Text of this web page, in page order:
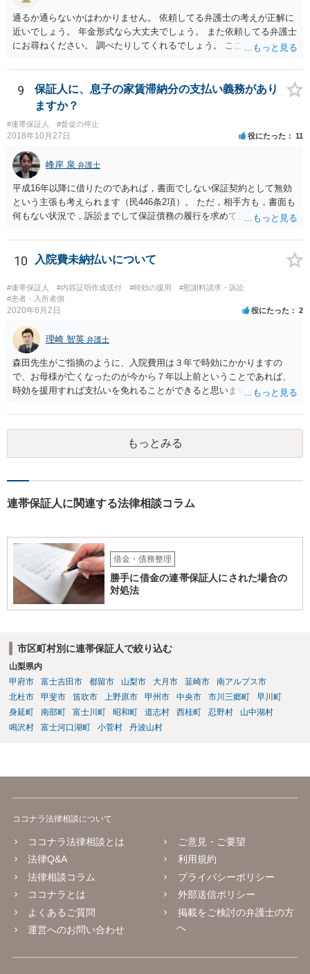
通るか通らないかはわかりません。 依頼してる弁護士の考えが正解に
近いでしょう。 年金形式なら大丈夫でしょう。 また依頼してる弁護士
にお尋ねください。 調べたりしてくれるでしょう。 ここでは以上で
9
保証人に、息子の家賃滞納分の支払い義務があり
ますか？
#連帯保証人 #督促の停止
2018年10月27日 役にたった 11
峰岸 泉 弁護士
平成16年以降に借りたのであれば，書面でしない保証契約として無効
という主張も考えられます（民446条2項）。 ただ，相手方も，書面も
何もない状況で，訴訟までして保証債務の履行を求めてこないので，
契約書は必ず自署でなければならないというわけでもないので，息子
さんに代筆権限を与えたのかどうかが問題になるかも知れません。
10 入院費未納払いについて
#連帯保証人 #内容証明作成送付 #時効の援用
#慰謝料請求・訴訟
#患者・入所者側
2020年6月2日 役にたった 2
理崎 智英 弁護士
森田先生がご指摘のように、入院費用は３年で時効にかかりますの
で、お母様が亡くなったのが今から７年以上前ということであれば、
時効を援用すれば支払いを免れることができると思います。 そのた
容証明郵便を送るようにしてください。
もっとみる
連帯保証人に関連する法律相談コラム
借金・債務整理
勝手に借金の連帯保証人にされた場合の
対処法
市区町村別に連帯保証人で絞り込む
山梨県内
甲府市
富士吉田市 都留市 山梨市 大月市 韮崎市
南アルプス市
北杜市
甲斐市 笛吹市 上野原市 甲州市 中央市 市川三郷町
早川町
身延町
南部町 富士川町 昭和町 道志村 西桂町 忍野村
山中湖村
鳴沢村
富士河口湖町 小菅村 丹波山村
ココナラ法律相談について
ココナラ法律相談とは
法律Q&A
法律相談コラム
ココナラとは
よくあるご質問
運営へのお問い合わせ
ご意見・ご要望
利用規約
プライバシーポリシー
外部送信ポリシー
掲載をご検討の弁護士の方
へ